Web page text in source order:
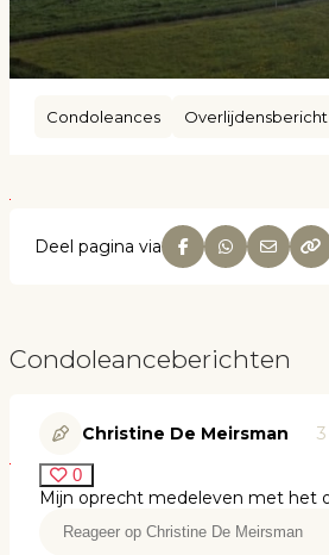
Condoleances Overlijdensbericht
Deel pagina via
Condoleanceberichten
Christine De Meirsman
0
Mijn oprecht medeleven met het